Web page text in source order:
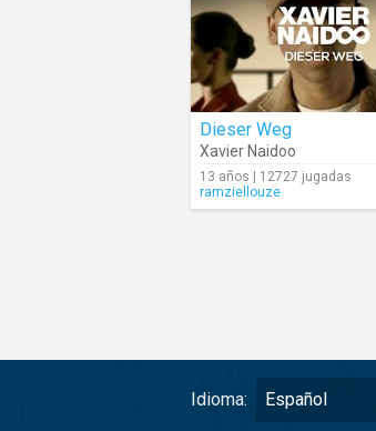
Dieser Weg
Xavier Naidoo
13 años | 12727 jugadas
ramziellouze
Idioma: Español